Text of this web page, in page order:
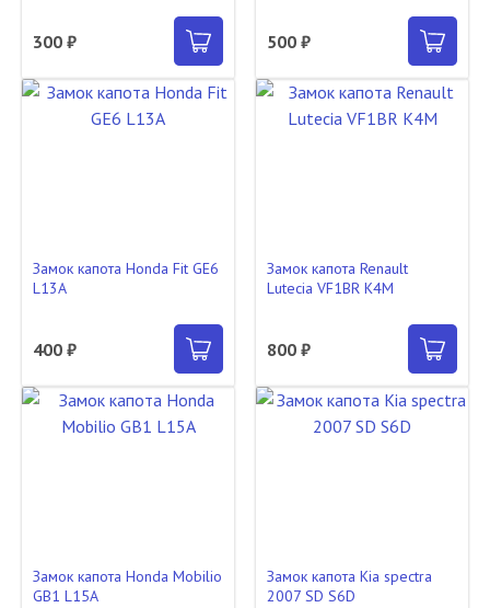
300 ₽ 500 ₽
Замок капота Honda Fit GE6
L13A
400 ₽
Замок капота Renault
Lutecia VF1BR K4M
800 ₽
Замок капота Honda Mobilio
GB1 L15A
Замок капота Kia spectra
2007 SD S6D